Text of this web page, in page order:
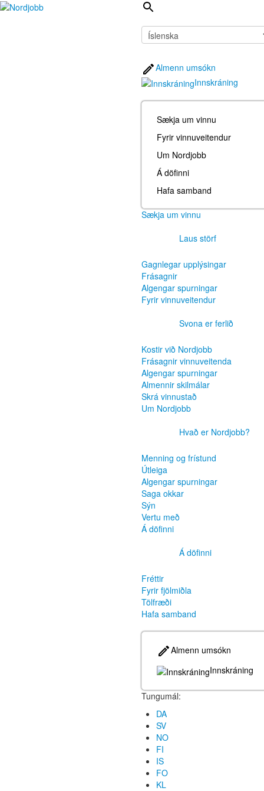
Almenn umsókn
Innskráning
Sækja um vinnu
Fyrir vinnuveitendur
Um Nordjobb
Á döfinni
Hafa samband
Sækja um vinnu
Laus störf
Gagnlegar upplýsingar
Frásagnir
Algengar spurningar
Fyrir vinnuveitendur
Svona er ferlið
Kostir við Nordjobb
Frásagnir vinnuveitenda
Algengar spurningar
Almennir skilmálar
Skrá vinnustað
Um Nordjobb
Hvað er Nordjobb?
Menning og frístund
Útleiga
Algengar spurningar
Saga okkar
Sýn
Vertu með
Á döfinni
Á döfinni
Fréttir
Fyrir fjölmiðla
Tölfræði
Hafa samband
Almenn umsókn
Innskráning
Tungumál:
DA
SV
NO
FI
IS
FO
KL